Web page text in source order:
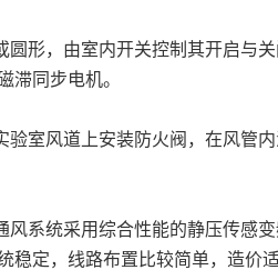
圆形，由室内开关控制其开启与
滞同步电机。
验室风道上安装防火阀，在风管
风系统采用综合性能的静压传感
定，线路布置比较简单，造价适